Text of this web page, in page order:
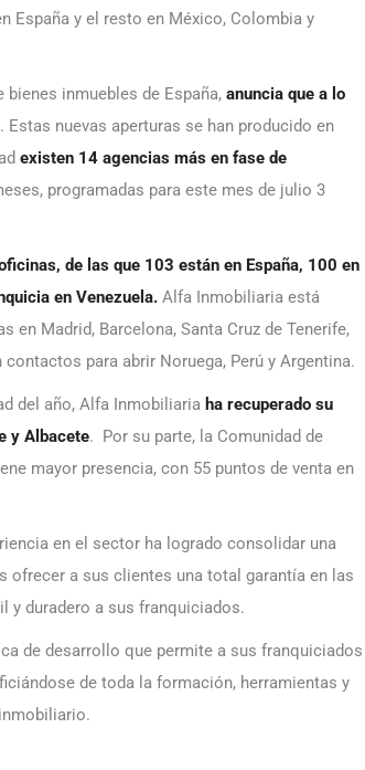
España y el resto en México, Colombia y
inmuebles de España, anuncia que a lo
. Estas nuevas aperturas se han producido en
existen 14 agencias más en fase de
programadas para este mes de julio 3
de las que 103 están en España, 100 en
en Venezuela. Alfa Inmobiliaria está
en Madrid, Barcelona, Santa Cruz de Tenerife,
para abrir Noruega, Perú y Argentina.
del año, Alfa Inmobiliaria ha recuperado su
y Albacete. Por su parte, la Comunidad de
mayor presencia, con 55 puntos de venta en
en el sector ha logrado consolidar una
a sus clientes una total garantía en las
y duradero a sus franquiciados.
de desarrollo que permite a sus franquiciados
de toda la formación, herramientas y